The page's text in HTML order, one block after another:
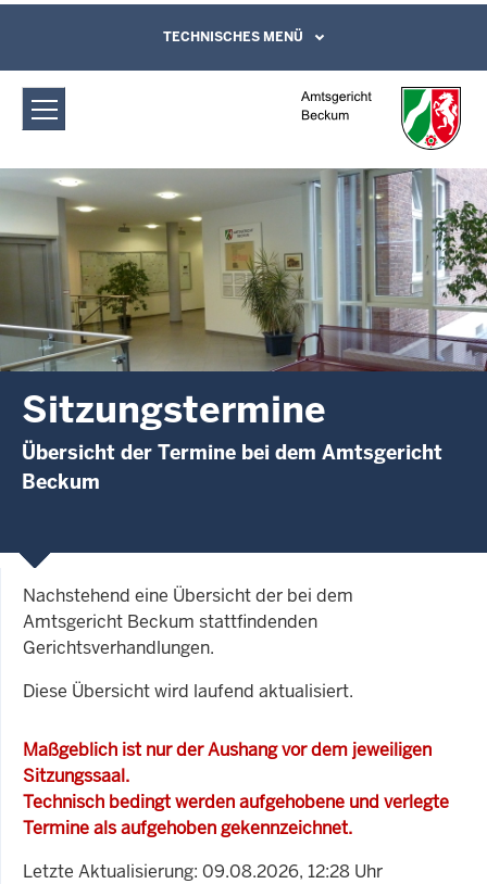
Amtsgericht Beckum: Sitzungstermine
Direkt zum Inhalt
Leichte Sprache, Gebärdensprachenvideo
und Kontaktformular
TECHNISCHES MENÜ
Sitzungstermine
Übersicht der Termine bei dem Amtsgericht
Beckum
Nachstehend eine Übersicht der bei dem
Amtsgericht Beckum stattfindenden
Gerichtsverhandlungen.
Diese Übersicht wird laufend aktualisiert.
Maßgeblich ist nur der Aushang vor dem jeweiligen
Sitzungssaal.
Technisch bedingt werden aufgehobene und verlegte
Termine als aufgehoben gekennzeichnet.
Letzte Aktualisierung: 09.08.2026, 12:28 Uhr